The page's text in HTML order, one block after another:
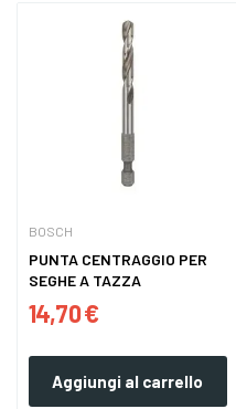
BOSCH
PUNTA CENTRAGGIO PER
SEGHE A TAZZA
14,70 €
Aggiungi al carrello